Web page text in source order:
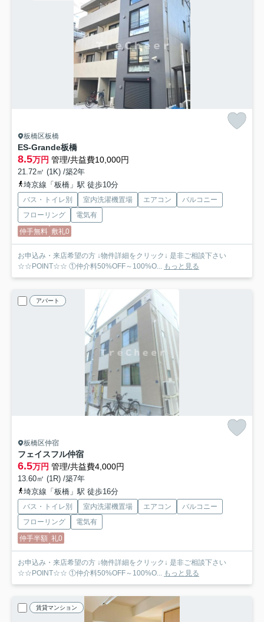
板橋区板橋
ES-Grande板橋
8.5万円 管理/共益費10,000円
21.72㎡ (1K) /築2年
埼京線「板橋」駅 徒歩10分
バス・トイレ別 室内洗濯機置場 エアコン
バルコニー
フローリング
電気有
仲手無料 敷礼0
お申込み・来店希望の方 ↓物件詳細をクリック↓ 是非ご相談下さい
☆☆POINT☆☆ ①仲介料50%OFF～100%O... もっと見る
アパート
板橋区仲宿
フェイスフル仲宿
6.5万円 管理/共益費4,000円
13.60㎡ (1R) /築7年
埼京線「板橋」駅 徒歩16分
バス・トイレ別 室内洗濯機置場 エアコン
バルコニー
フローリング
電気有
仲手半額 礼0
お申込み・来店希望の方 ↓物件詳細をクリック↓ 是非ご相談下さい
☆☆POINT☆☆ ①仲介料50%OFF～100%O... もっと見る
賃貸マンション